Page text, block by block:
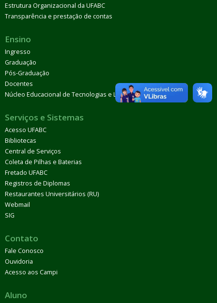
Estrutura Organizacional da UFABC
Transparência e prestação de contas
Ensino
Ingresso
Graduação
Pós-Graduação
Docentes
Núcleo Educacional de Tecnologias e Línguas (Netel)
Serviços e Sistemas
Acesso UFABC
Bibliotecas
Central de Serviços
Coleta de Pilhas e Baterias
Fretado UFABC
Registros de Diplomas
Restaurantes Universitários (RU)
Webmail
SIG
Contato
Fale Conosco
Ouvidoria
Acesso aos Campi
Aluno